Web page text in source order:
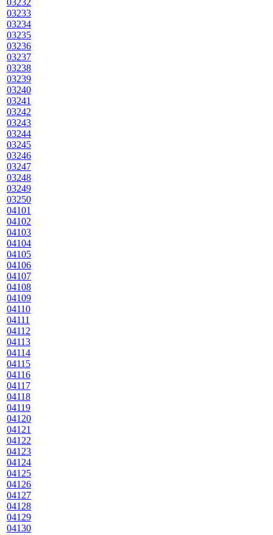
03232
03233
03234
03235
03236
03237
03238
03239
03240
03241
03242
03243
03244
03245
03246
03247
03248
03249
03250
04101
04102
04103
04104
04105
04106
04107
04108
04109
04110
04111
04112
04113
04114
04115
04116
04117
04118
04119
04120
04121
04122
04123
04124
04125
04126
04127
04128
04129
04130